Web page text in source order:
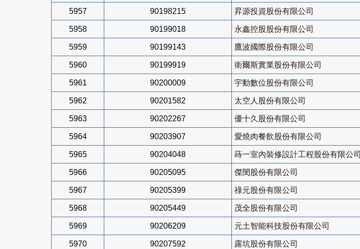
5957 90198215 昇源投資股份有限公司
5958 90199018 永鑫控股股份有限公司
5959 90199143 鷹波國際股份有限公司
5960 90199919 衛爾斯實業股份有限公司
5961 90200009 宇動數位股份有限公司
5962 90201582 太空人股份有限公司
5963 90202267 優十久股份有限公司
5964 90203907 愛燒肉餐飲股份有限公司
5965 90204048 蒔一室內裝修設計工程股份有限公司
5966 90205095 傑閔股份有限公司
5967 90205399 祿元股份有限公司
5968 90205449 茂全股份有限公司
5969 90206209 元土智能科技股份有限公司
5970 90207592 露坑股份有限公司